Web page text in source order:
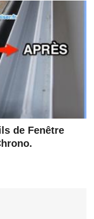
de Fenêtre